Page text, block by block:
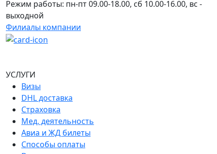
УСЛУГИ
Визы
DHL доставка
Страховка
Мед. деятельность
Авиа и ЖД билеты
Способы оплаты
Режим работы: пн-пт 09.00-18.00, сб 10.00-16.00, вс -
выходной
Филиалы компании